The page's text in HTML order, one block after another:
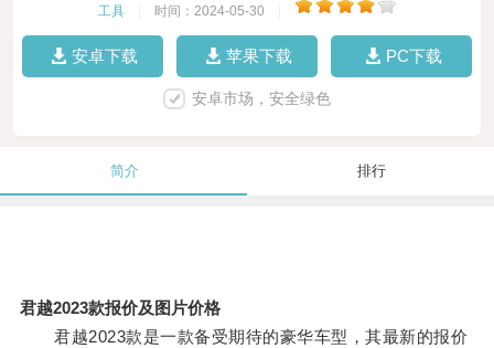
工具 时间：2024-05-30
安卓下载 苹果下载 PC下载
安卓市场，安全绿色
简介 排行
君越2023款报价及图片价格
君越2023款是一款备受期待的豪华车型，其最新的报价